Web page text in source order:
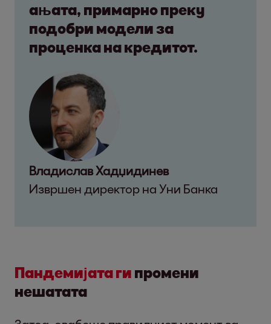
ањата, примарно преку
подобри модели за
проценка на кредитот.
Владислав Хадџидинев
Извршен директор на Уни Банка
Пандемијата ги промени
нешатата